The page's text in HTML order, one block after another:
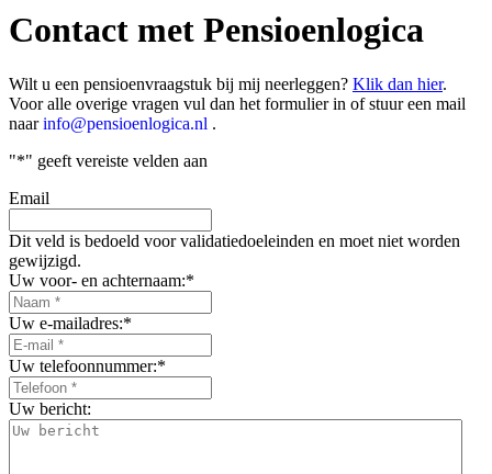
Contact met Pensioenlogica
Wilt u een pensioenvraagstuk bij mij neerleggen? Klik dan hier.
Voor alle overige vragen vul dan het formulier in of stuur een mail
naarinfo@pensioenlogica.nl .
"*" geeft vereiste velden aan
Email
Dit veld is bedoeld voor validatiedoeleinden en moet niet worden
gewijzigd.
Uw voor- en achternaam:*
Uw e-mailadres:*
Uw telefoonnummer:*
Uw bericht: